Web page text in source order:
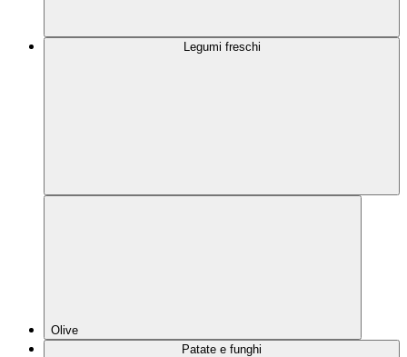
Legumi freschi
Olive
Patate e funghi